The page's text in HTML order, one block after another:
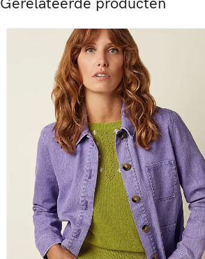
Gerelateerde producten